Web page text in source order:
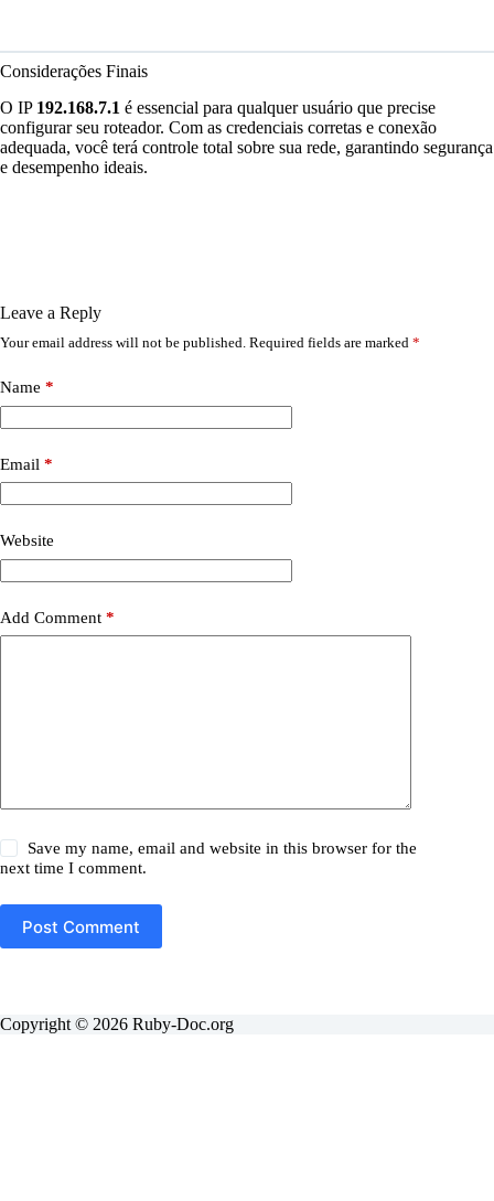
Considerações Finais
O IP 192.168.7.1 é essencial para qualquer usuário que precise
configurar seu roteador. Com as credenciais corretas e conexão
adequada, você terá controle total sobre sua rede, garantindo segurança
e desempenho ideais.
Leave a Reply
Your email address will not be published. Required fields are marked *
Name *
Email *
Website
Add Comment *
Save my name, email and website in this browser for the
next time I comment.
Post Comment
Copyright © 2026 Ruby-Doc.org